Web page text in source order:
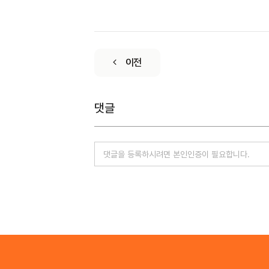
이전
댓글